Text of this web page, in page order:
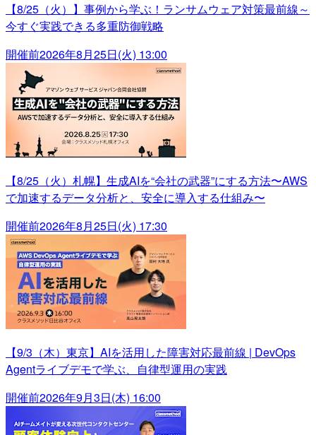
【8/25（火）】事例から学ぶ！ランサムウェア対策最前線～
今すぐ実践できる多重防御戦略
開催前2026年8月25日(火) 13:00
【8/25（火）札幌】生成AIを“会社の武器”にする方法〜AWS
で加速するデータ分析と、安全に導入する仕組み〜
開催前2026年8月25日(火) 17:30
【9/3（木）東京】AIを活用した障害対応最前線 | DevOps
Agentライブデモで学ぶ、自律型運用の実践
開催前2026年9月3日(木) 16:00